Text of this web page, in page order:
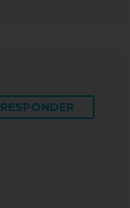
RESPONDER